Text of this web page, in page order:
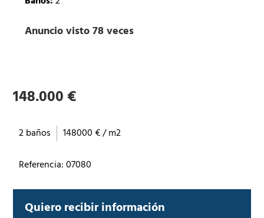
Anuncio visto 78 veces
148.000 €
2 baños 148000 € / m2
Referencia: 07080
Quiero recibir información